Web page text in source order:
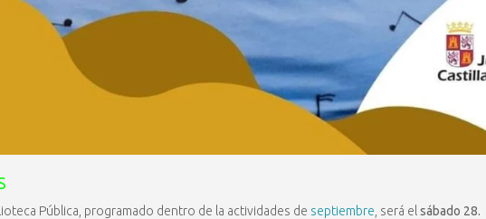
Pública, programado dentro de la actividades de septiembre , será el sábado 28.